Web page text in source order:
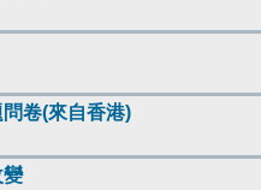
卷(來自香港)
變